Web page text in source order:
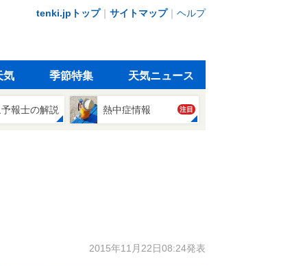
tenki.jpトップ｜ サイトマップ｜ ヘルプ
気 季節特集 天気ニュース
報士の解説 熱中症情報 注目
2015年11月22日08:24発表